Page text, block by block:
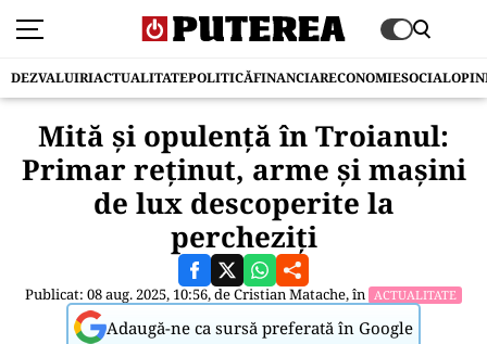
DEZVALUIRIACTUALITATEPOLITICĂFINANCIARECONOMIESOCIAL
Mită și opulență în Troianul:
Primar reținut, arme și mașini
de lux descoperite la
percheziți
Publicat: 08 aug. 2025, 10:56, deCristian Matache, în ACTUALITATE
Adaugă-ne ca sursă preferată în Google